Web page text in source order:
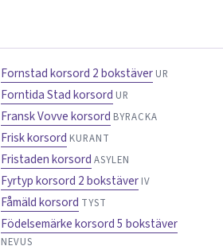
Fornstad korsord 2 bokstäver UR
Forntida Stad korsord UR
Fransk Vovve korsord BYRACKA
Frisk korsord KURANT
Fristaden korsord ASYLEN
Fyrtyp korsord 2 bokstäver IV
Fåmäld korsord TYST
Födelsemärke korsord 5 bokstäver
NEVUS